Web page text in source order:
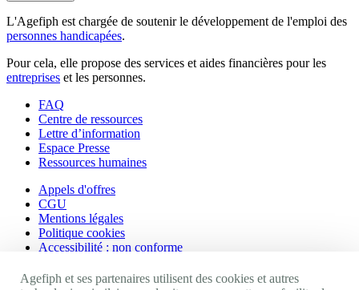
L'Agefiph est chargée de soutenir le développement de l'emploi des
personnes handicapées.
Pour cela, elle propose des services et aides financières pour les
entreprises et les personnes.
FAQ
Centre de ressources
Lettre d’information
Espace Presse
Ressources humaines
Appels d'offres
CGU
Mentions légales
Politique cookies
Accessibilité : non conforme
Nos autres sites
Agefiph et ses partenaires utilisent des cookies et autres